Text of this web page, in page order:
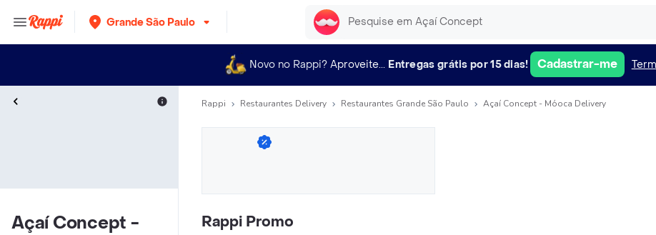
Grande São Paulo
Novo no Rappi? Aproveite... Entregas grátis por 15 dias! Cadastrar-me
Açaí Concept -
Rappi Restaurantes Delivery Restaurantes Grande São Paulo Açaí Concept - Móoca Delivery
Rappi Promo